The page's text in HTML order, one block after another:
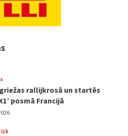
rallijkrosā un startēs
posmā Francijā